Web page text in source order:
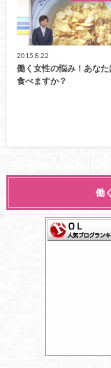
2015.8.22
働く女性の悩み！あな
食べますか？
働